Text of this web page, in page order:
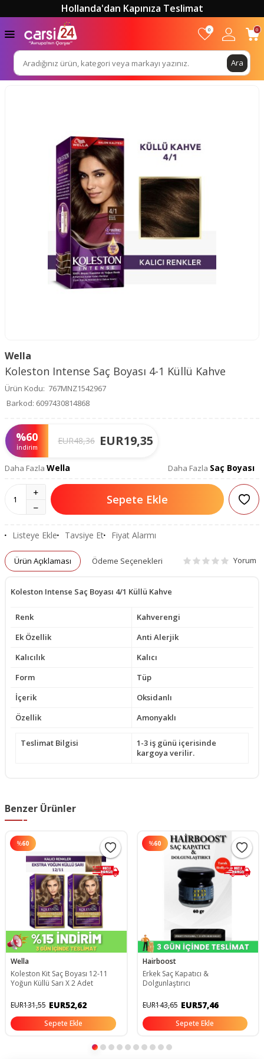
Hollanda'dan Kapınıza Teslimat
Ara
0 0
Wella
Koleston Intense Saç Boyası 4-1 Küllü Kahve
Ürün Kodu: 767MNZ1542967
Barkod: 6097430814868
%60
İndirim
EUR48,36 EUR19,35
Daha Fazla Wella Daha Fazla Saç Boyası
Sepete Ekle
Listeye Ekle Tavsiye Et Fiyat Alarmı
Ürün Açıklaması Ödeme Seçenekleri Yorum
Koleston Intense Saç Boyası 4/1 Küllü Kahve
Renk
Kahverengi
Ek Özellik
Anti Alerjik
Kalıcılık
Kalıcı
Form
Tüp
İçerik
Oksidanlı
Özellik
Amonyaklı
Teslimat Bilgisi
1-3 iş günü içerisinde
kargoya verilir.
Benzer Ürünler
%60
Wella
Koleston Kit Saç Boyası 12-11
Yoğun Küllü Sarı X 2 Adet
EUR131,55 EUR52,62
Sepete Ekle
%60
Hairboost
Erkek Saç Kapatıcı &
Dolgunlaştırıcı
EUR143,65 EUR57,46
Sepete Ekle